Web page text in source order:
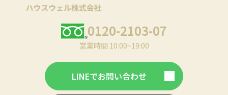
0120-2103-07
営業時間 10:00~19:00
LINEでお問い合わせ